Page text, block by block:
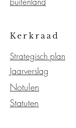
Kerkraad
Strategisch plan
Jaarverslag
Notulen
Statuten